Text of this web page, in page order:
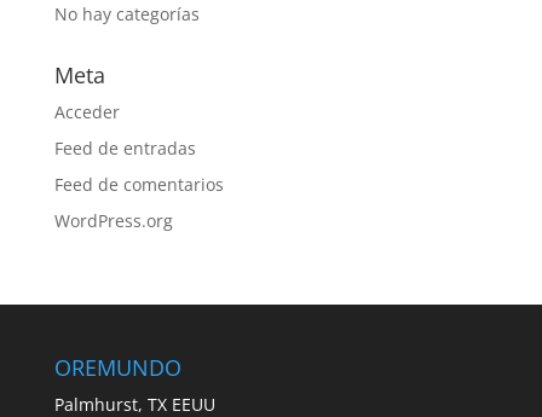
No hay categorías
Meta
Acceder
Feed de entradas
Feed de comentarios
WordPress.org
OREMUNDO
Palmhurst, TX EEUU